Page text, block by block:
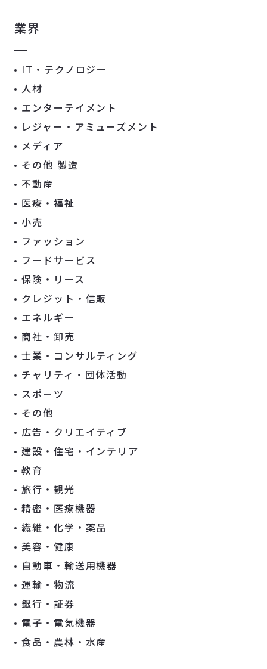
業界
IT・テクノロジー
人材
エンターテイメント
レジャー・アミューズメント
メディア
その他 製造
不動産
医療・福祉
小売
ファッション
フードサービス
保険・リース
クレジット・信販
エネルギー
商社・卸売
士業・コンサルティング
チャリティ・団体活動
スポーツ
その他
広告・クリエイティブ
建設・住宅・インテリア
教育
旅行・観光
精密・医療機器
繊維・化学・薬品
美容・健康
自動車・輸送用機器
運輸・物流
銀行・証券
電子・電気機器
食品・農林・水産